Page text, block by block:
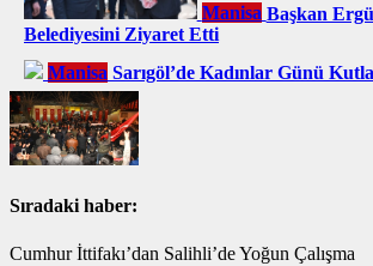
Manisa Başkan
Belediyesini Ziyaret Etti
Manisa Sarıgöl’de Kadınlar Günü
Sıradaki haber:
Cumhur İttifakı’dan Salihli’de Yoğun Çalışma